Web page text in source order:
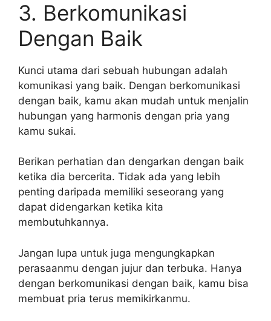
3. Berkomunikasi
Dengan Baik
Kunci utama dari sebuah hubungan adalah
komunikasi yang baik. Dengan berkomunikasi
dengan baik, kamu akan mudah untuk menjalin
hubungan yang harmonis dengan pria yang
kamu sukai.
Berikan perhatian dan dengarkan dengan baik
ketika dia bercerita. Tidak ada yang lebih
penting daripada memiliki seseorang yang
dapat didengarkan ketika kita
membutuhkannya.
Jangan lupa untuk juga mengungkapkan
perasaanmu dengan jujur dan terbuka. Hanya
dengan berkomunikasi dengan baik, kamu bisa
membuat pria terus memikirkanmu.